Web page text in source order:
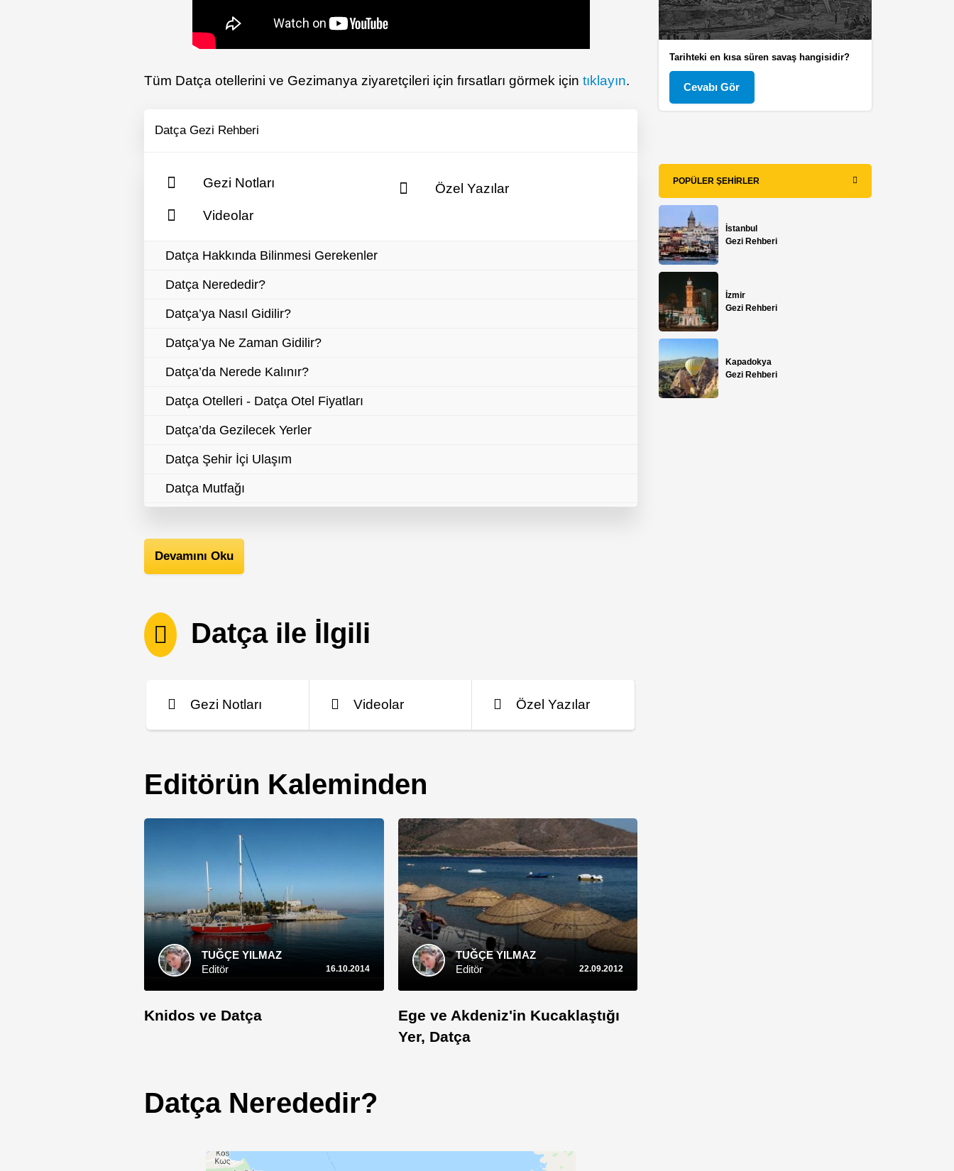
Tüm Datça otellerini ve Gezimanya ziyaretçileri için fırsatları görmek içintıklayın.
Datça Gezi Rehberi
Gezi Notları
Videolar
Özel Yazılar
Datça Hakkında Bilinmesi Gerekenler
Datça Nerededir?
Datça’ya Nasıl Gidilir?
Datça’ya Ne Zaman Gidilir?
Datça’da Nerede Kalınır?
Datça Otelleri - Datça Otel Fiyatları
Datça’da Gezilecek Yerler
Datça Şehir İçi Ulaşım
Datça Mutfağı
Datça’da Gece Hayatı
Datça’daki Festivaller
Devamını Oku
Datça ile İlgili
Gezi Notları Videolar Özel Yazılar
Editörün Kaleminden
TUĞÇE YILMAZ
Editör
16.10.2014
Knidos ve Datça
TUĞÇE YILMAZ
Editör
22.09.2012
Ege ve Akdeniz'in Kucaklaştığı
Yer, Datça
Datça Nerededir?
Tarihteki en kısa süren savaş hangisidir?
Cevabı Gör
POPÜLER ŞEHIRLER
İstanbul
Gezi Rehberi
İzmir
Gezi Rehberi
Kapadokya
Gezi Rehberi